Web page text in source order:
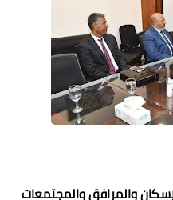
والمرافق والمجتمعات